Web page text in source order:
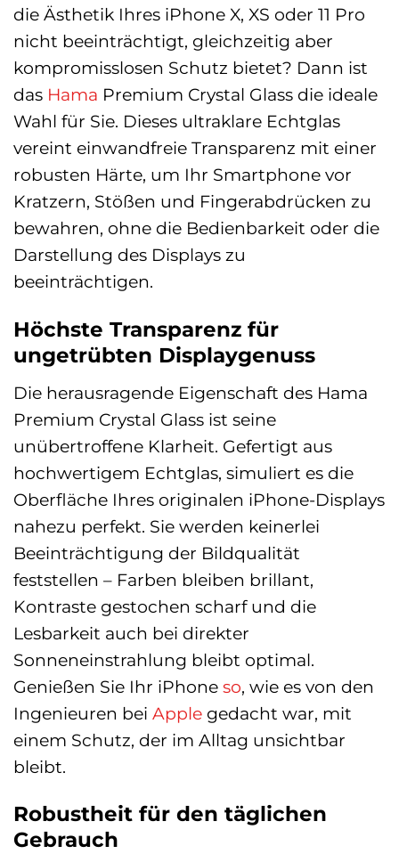
die Ästhetik Ihres iPhone X, XS oder 11 Pro
nicht beeinträchtigt, gleichzeitig aber
kompromisslosen Schutz bietet? Dann ist
das Hama Premium Crystal Glass die ideale
Wahl für Sie. Dieses ultraklare Echtglas
vereint einwandfreie Transparenz mit einer
robusten Härte, um Ihr Smartphone vor
Kratzern, Stößen und Fingerabdrücken zu
bewahren, ohne die Bedienbarkeit oder die
Darstellung des Displays zu
beeinträchtigen.
Höchste Transparenz für
ungetrübten Displaygenuss
Die herausragende Eigenschaft des Hama
Premium Crystal Glass ist seine
unübertroffene Klarheit. Gefertigt aus
hochwertigem Echtglas, simuliert es die
Oberfläche Ihres originalen iPhone-Displays
nahezu perfekt. Sie werden keinerlei
Beeinträchtigung der Bildqualität
feststellen – Farben bleiben brillant,
Kontraste gestochen scharf und die
Lesbarkeit auch bei direkter
Sonneneinstrahlung bleibt optimal.
Genießen Sie Ihr iPhone so, wie es von den
Ingenieuren bei Apple gedacht war, mit
einem Schutz, der im Alltag unsichtbar
bleibt.
Robustheit für den täglichen
Gebrauch